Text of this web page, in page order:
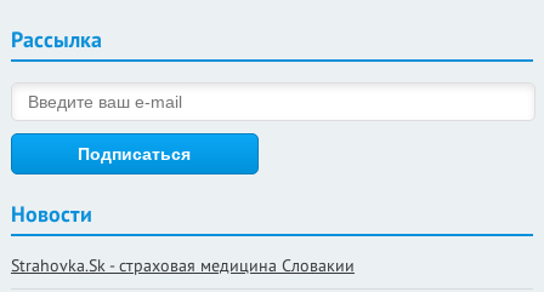
Рассылка
Новости
Strahovka.Sk - страховая медицина Словакии